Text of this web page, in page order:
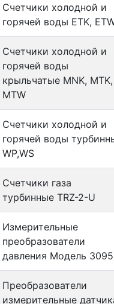
Счетчики холодной и
горячей воды ETK,
Счетчики холодной и
горячей воды
крыльчатые MNK, MTK,
MTW
Счетчики холодной и
горячей воды
WP,WS
Счетчики газа
турбинные TRZ-2-U
Измерительные
преобразователи
давления Модель 3095
Преобразователи
измерительные